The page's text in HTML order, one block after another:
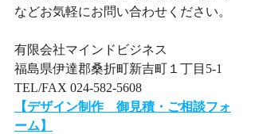
などお気軽にお問い合わせください。
有限会社マインドビジネス
福島県伊達郡桑折町新吉町１丁目5-1
TEL/FAX 024-582-5608
【デザイン制作　御見積・ご相談フォ
ーム】​